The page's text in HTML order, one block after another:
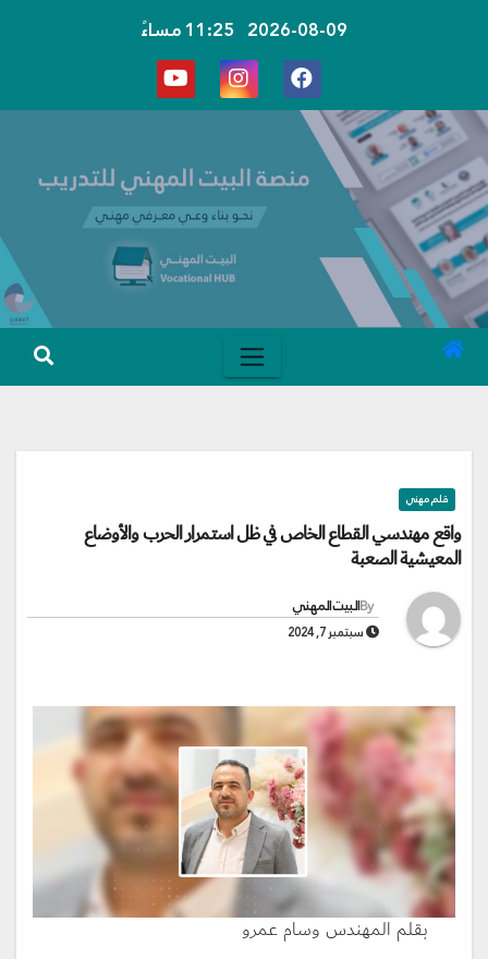
2026-08-09 11:25 مساءً
قلم مهني
واقع مهندسي القطاع الخاص في ظل استمرار الحرب والأوضاع
المعيشية الصعبة
Byالبيت المهني
سبتمبر 7, 2024
بقلم المهندس وسام عمرو